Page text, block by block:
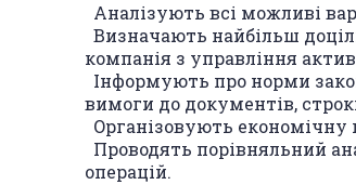
Аналізують всі можливі
Визначають найбільш
компанія з управління
Iнформують про норми
вимоги до документів,
Oрганізовують економічну
Проводять порівняльний
операцій.